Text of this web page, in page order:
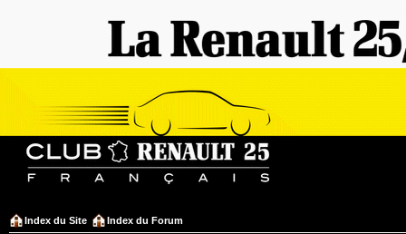
Index du Site Index du Forum